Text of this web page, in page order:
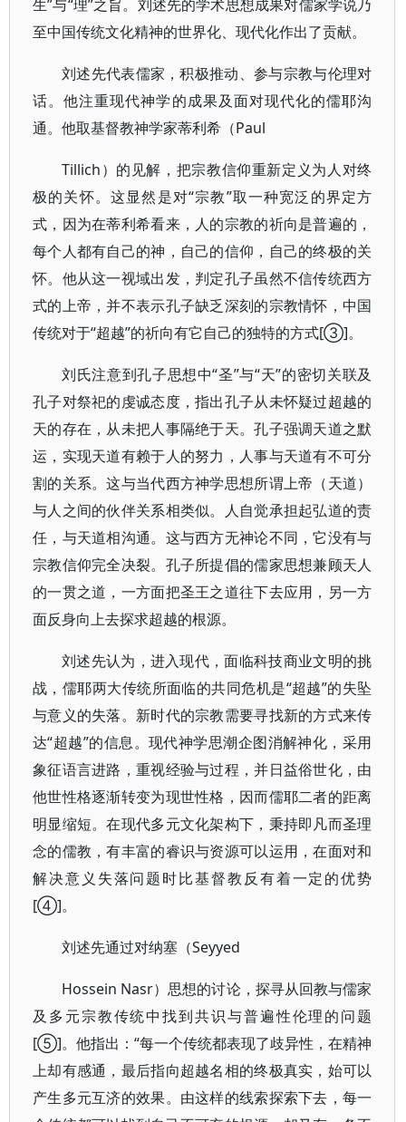
生”与“理”之旨。刘述先的学术思想成果对儒家学说乃
至中国传统文化精神的世界化、现代化作出了贡献。
刘述先代表儒家，积极推动、参与宗教与伦理对
话。他注重现代神学的成果及面对现代化的儒耶沟
通。他取基督教神学家蒂利希（Paul
Tillich）的见解，把宗教信仰重新定义为人对终
极的关怀。这显然是对“宗教”取一种宽泛的界定方
式，因为在蒂利希看来，人的宗教的祈向是普遍的，
每个人都有自己的神，自己的信仰，自己的终极的关
怀。他从这一视域出发，判定孔子虽然不信传统西方
式的上帝，并不表示孔子缺乏深刻的宗教情怀，中国
传统对于“超越”的祈向有它自己的独特的方式[③]。
刘氏注意到孔子思想中“圣”与“天”的密切关联及
孔子对祭祀的虔诚态度，指出孔子从未怀疑过超越的
天的存在，从未把人事隔绝于天。孔子强调天道之默
运，实现天道有赖于人的努力，人事与天道有不可分
割的关系。这与当代西方神学思想所谓上帝（天道）
与人之间的伙伴关系相类似。人自觉承担起弘道的责
任，与天道相沟通。这与西方无神论不同，它没有与
宗教信仰完全决裂。孔子所提倡的儒家思想兼顾天人
的一贯之道，一方面把圣王之道往下去应用，另一方
面反身向上去探求超越的根源。
刘述先认为，进入现代，面临科技商业文明的挑
战，儒耶两大传统所面临的共同危机是“超越”的失坠
与意义的失落。新时代的宗教需要寻找新的方式来传
达“超越”的信息。现代神学思潮企图消解神化，采用
象征语言进路，重视经验与过程，并日益俗世化，由
他世性格逐渐转变为现世性格，因而儒耶二者的距离
明显缩短。在现代多元文化架构下，秉持即凡而圣理
念的儒教，有丰富的睿识与资源可以运用，在面对和
解决意义失落问题时比基督教反有着一定的优势
[④]。
刘述先通过对纳塞（Seyyed
Hossein Nasr）思想的讨论，探寻从回教与儒家
及多元宗教传统中找到共识与普遍性伦理的问题
[⑤]。他指出：“每一个传统都表现了歧异性，在精神
上却有感通，最后指向超越名相的终极真实，始可以
产生多元互济的效果。由这样的线索探索下去，每一